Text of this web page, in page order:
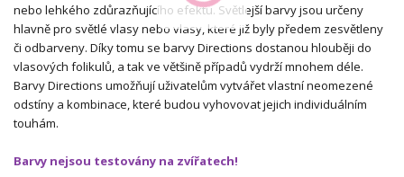
nebo lehkého zdůrazňujícího efektu. Světlejší barvy jsou určeny
hlavně pro světlé vlasy nebo vlasy, které již byly předem zesvětleny
či odbarveny. Díky tomu se barvy Directions dostanou hlouběji do
vlasových folikulů, a tak ve většině případů vydrží mnohem déle.
Barvy Directions umožňují uživatelům vytvářet vlastní neomezené
odstíny a kombinace, které budou vyhovovat jejich individuálním
touhám.
Barvy nejsou testovány na zvířatech!